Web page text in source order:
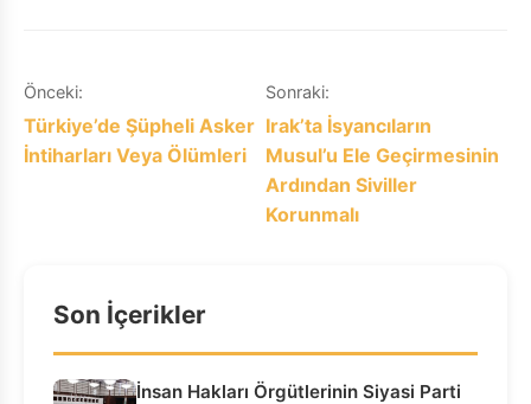
Yazı
gezinmesi
Önceki:
Türkiye’de Şüpheli Asker
İntiharları Veya Ölümleri
Sonraki:
Irak’ta İsyancıların
Musul’u Ele Geçirmesinin
Ardından Siviller
Korunmalı
Son İçerikler
İnsan Hakları Örgütlerinin Siyasi Parti